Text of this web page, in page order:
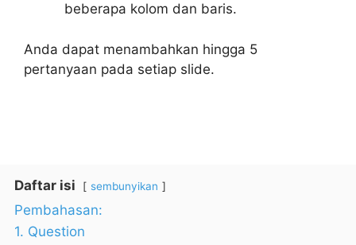
beberapa kolom dan baris.
Anda dapat menambahkan hingga 5
pertanyaan pada setiap slide.
Daftar isi sembunyikan
Pembahasan:
1. Question